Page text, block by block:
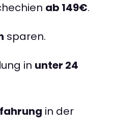
ab 149€.
sparen.
in unter 24
in der